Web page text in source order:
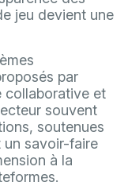
jeu devient une
par
collaborative et
souvent
soutenues
un savoir-faire
à la